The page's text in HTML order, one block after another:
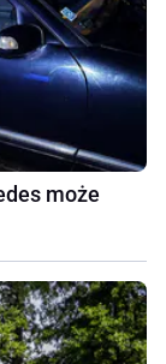
może